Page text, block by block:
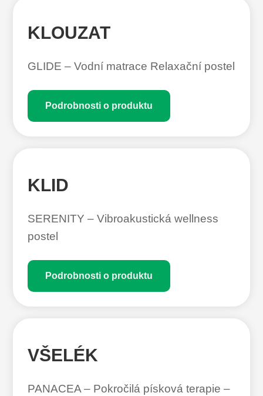
KLOUZAT
GLIDE – Vodní matrace Relaxační postel
Podrobnosti o produktu
KLID
SERENITY – Vibroakustická wellness
postel
Podrobnosti o produktu
VŠELÉK
PANACEA – Pokročilá písková terapie –